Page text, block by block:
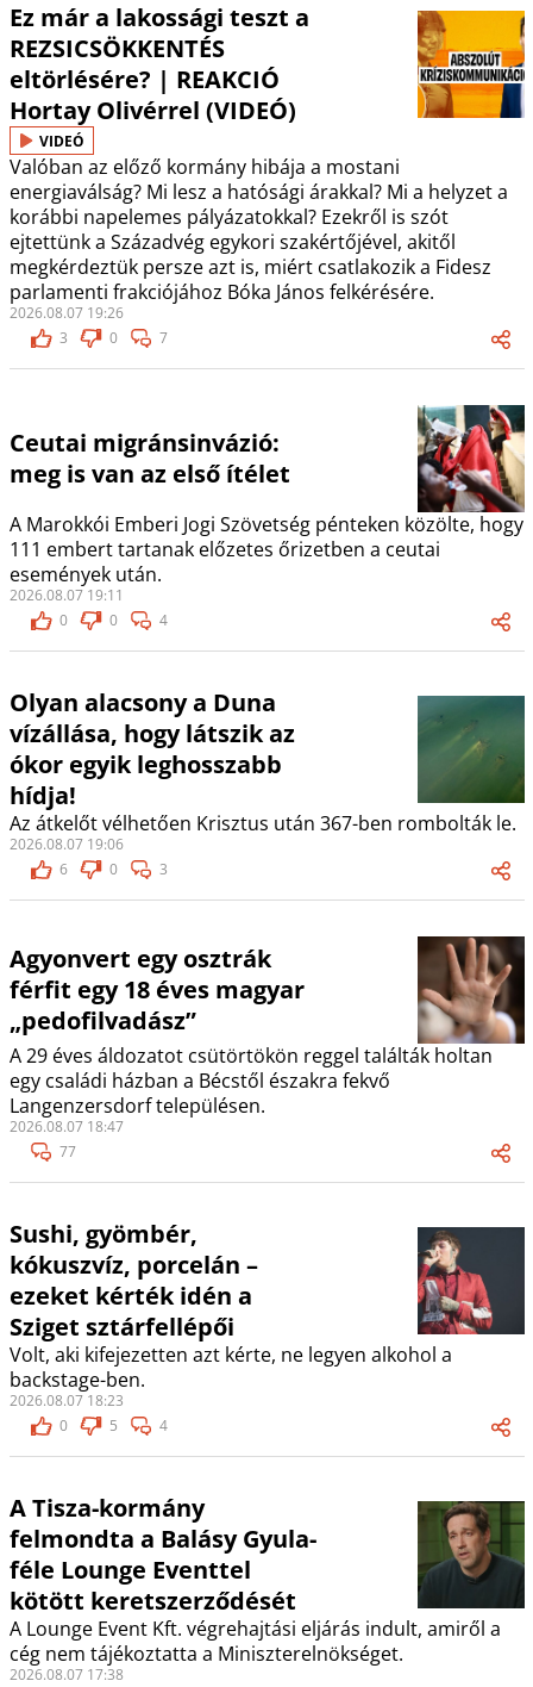
Ez már a lakossági teszt a
REZSICSÖKKENTÉS
eltörlésére? | REAKCIÓ
Hortay Olivérrel (VIDEÓ)
VIDEÓ
Valóban az előző kormány hibája a mostani
energiaválság? Mi lesz a hatósági árakkal? Mi a helyzet a
korábbi napelemes pályázatokkal? Ezekről is szót
ejtettünk a Századvég egykori szakértőjével, akitől
megkérdeztük persze azt is, miért csatlakozik a Fidesz
parlamenti frakciójához Bóka János felkérésére.
2026.08.07 19:26
3
0 7
Ceutai migránsinvázió:
meg is van az első ítélet
A Marokkói Emberi Jogi Szövetség pénteken közölte, hogy
111 embert tartanak előzetes őrizetben a ceutai
események után.
2026.08.07 19:11
0
0 4
Olyan alacsony a Duna
vízállása, hogy látszik az
ókor egyik leghosszabb
hídja!
Az átkelőt vélhetően Krisztus után 367-ben rombolták le.
2026.08.07 19:06
6
0 3
Agyonvert egy osztrák
férfit egy 18 éves magyar
„pedofilvadász”
A 29 éves áldozatot csütörtökön reggel találták holtan
egy családi házban a Bécstől északra fekvő
Langenzersdorf településen.
2026.08.07 18:47
77
Sushi, gyömbér,
kókuszvíz, porcelán –
ezeket kérték idén a
Sziget sztárfellépői
Volt, aki kifejezetten azt kérte, ne legyen alkohol a
backstage-ben.
2026.08.07 18:23
0
5 4
A Tisza-kormány
felmondta a Balásy Gyula-
féle Lounge Eventtel
kötött keretszerződését
A Lounge Event Kft. végrehajtási eljárás indult, amiről a
cég nem tájékoztatta a Miniszterelnökséget.
2026.08.07 17:38